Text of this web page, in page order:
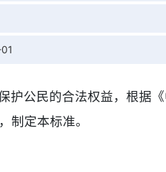
护公民的合法权益，根据
制定本标准。